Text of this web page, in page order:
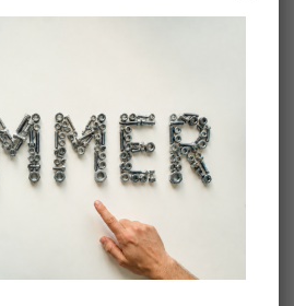
Προσθήκη Στο Καλάθι